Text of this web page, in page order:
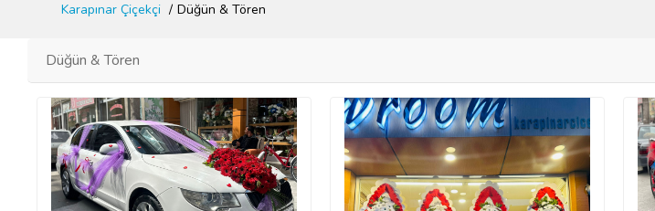
Karapınar Çiçekçi Düğün & Tören
Düğün & Tören